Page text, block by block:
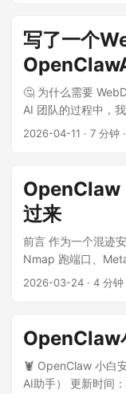
事；配置自包含（
复传，七牛为主、
写了一个
🤔 为什么需要
AI 团队的过程中，
协作断裂，AI agent
NAS 存储。 具体场
2026-04-11 · 7 分钟 ·
OpenClaw
过来
前言 作为一个混迹
Nmap 跑端口、
的，命令行敲久了
2026-03-24 · 4 分钟
OpenClaw
🦞 OpenClaw 小白
AI助手） 更新时间